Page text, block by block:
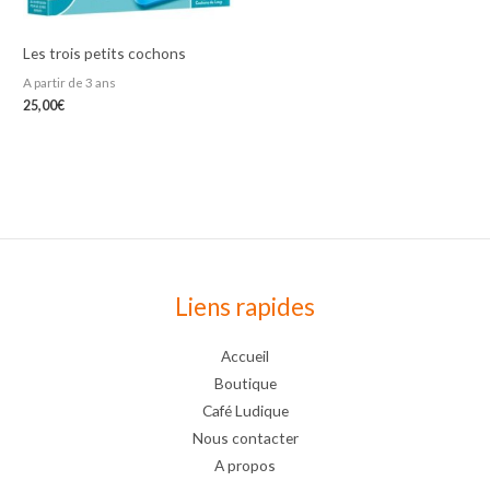
Les trois petits cochons
A partir de 3 ans
25,00€
Liens rapides
Accueil
Boutique
Café Ludique
Nous contacter
A propos